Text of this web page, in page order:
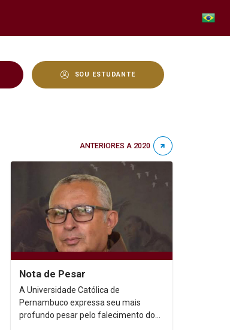
SOU ESTUDANTE
ANTERIORES A 2020
Nota de Pesar
A Universidade Católica de
Pernambuco expressa seu mais
profundo pesar pelo falecimento do